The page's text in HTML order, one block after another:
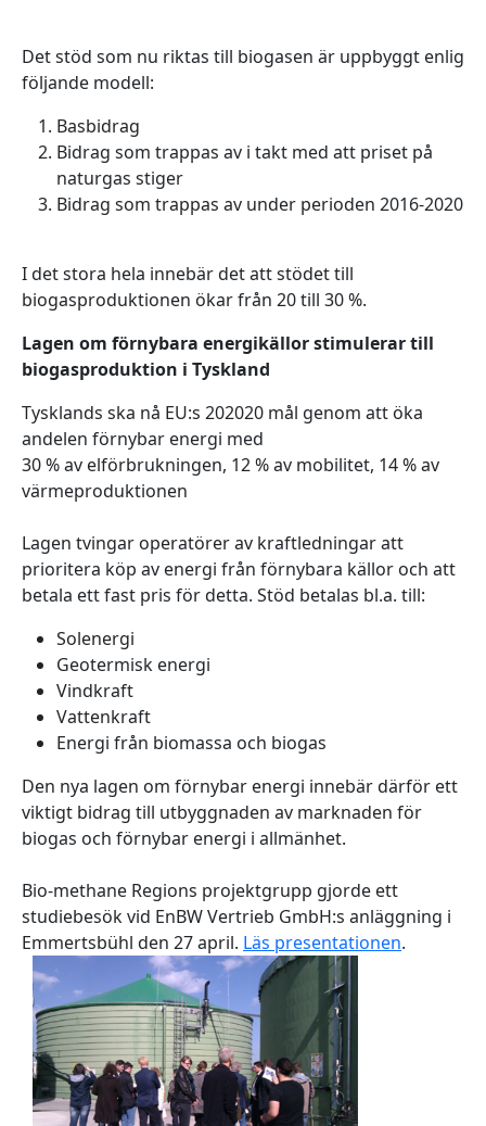
Det stöd som nu riktas till biogasen är uppbyggt enlig
följande modell:
Basbidrag
Bidrag som trappas av i takt med att priset på
naturgas stiger
Bidrag som trappas av under perioden 2016-2020
I det stora hela innebär det att stödet till
biogasproduktionen ökar från 20 till 30 %.
Lagen om förnybara energikällor stimulerar till
biogasproduktion i Tyskland
Tysklands ska nå EU:s 202020 mål genom att öka
andelen förnybar energi med
30 % av elförbrukningen, 12 % av mobilitet, 14 % av
värmeproduktionen
Lagen tvingar operatörer av kraftledningar att
prioritera köp av energi från förnybara källor och att
betala ett fast pris för detta. Stöd betalas bl.a. till:
Solenergi
Geotermisk energi
Vindkraft
Vattenkraft
Energi från biomassa och biogas
Den nya lagen om förnybar energi innebär därför ett
viktigt bidrag till utbyggnaden av marknaden för
biogas och förnybar energi i allmänhet.
Bio-methane Regions projektgrupp gjorde ett
studiebesök vid EnBW Vertrieb GmbH:s anläggning i
Emmertsbühl den 27 april. Läs presentationen.